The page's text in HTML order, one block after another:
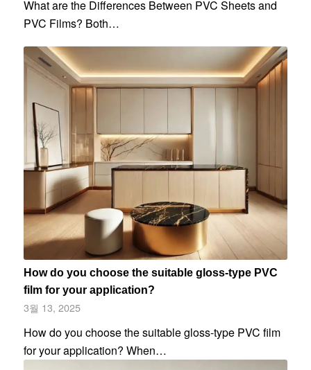
What are the Differences Between PVC Sheets and
PVC Films? Both…
How do you choose the suitable gloss-type PVC
film for your application?
3월 13, 2025
How do you choose the suitable gloss-type PVC film
for your application? When…